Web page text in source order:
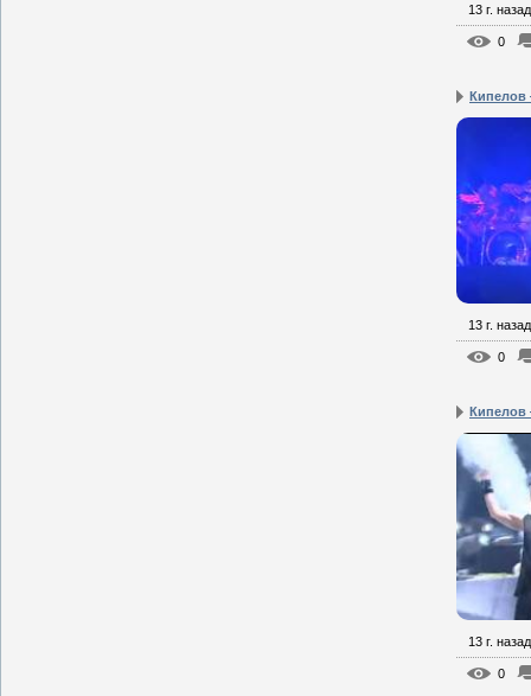
13 г. назад
0
Кипелов
13 г. назад
0
13 г. назад
0